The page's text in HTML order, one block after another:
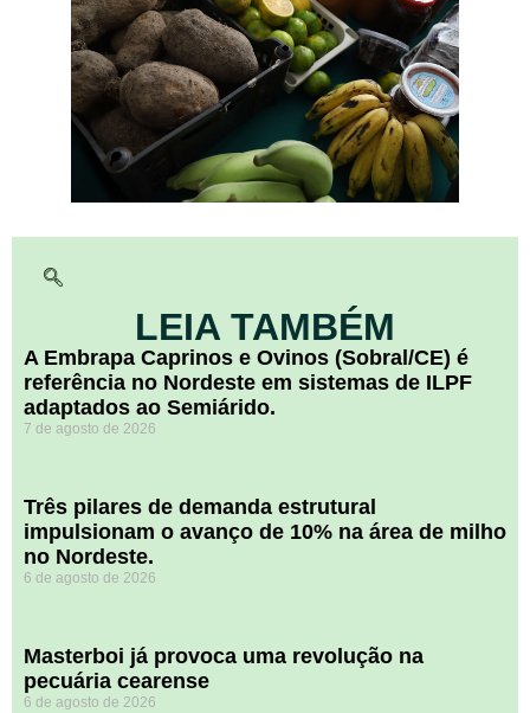
LEIA TAMBÉM
A Embrapa Caprinos e Ovinos (Sobral/CE) é
referência no Nordeste em sistemas de ILPF
adaptados ao Semiárido.
7 de agosto de 2026
​Três pilares de demanda estrutural
impulsionam o avanço de 10% na área de milho
no Nordeste.
6 de agosto de 2026
Masterboi já provoca uma revolução na
pecuária cearense
6 de agosto de 2026